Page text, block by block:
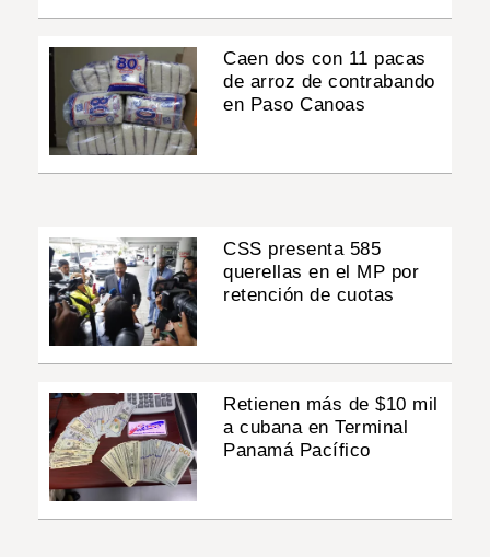
Caen dos con 11 pacas
de arroz de contrabando
en Paso Canoas
CSS presenta 585
querellas en el MP por
retención de cuotas
Retienen más de $10 mil
a cubana en Terminal
Panamá Pacífico